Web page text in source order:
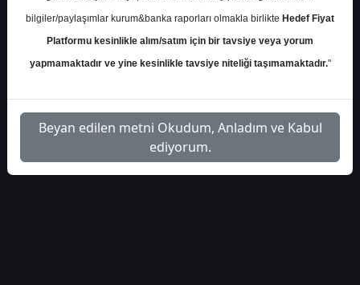
1
bilgiler/paylaşımlar kurum&banka raporları olmakla birlikte Hedef Fiyat
Platformu kesinlikle alım/satım için bir tavsiye veya yorum
yapmamaktadır ve yine kesinlikle tavsiye niteliği taşımamaktadır."
Beyan edilen metni Okudum, Anladım ve Kabul
ediyorum.